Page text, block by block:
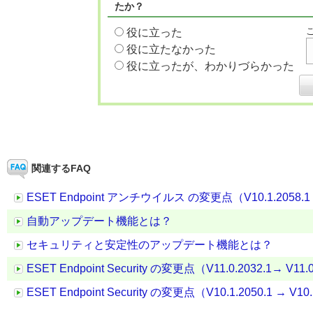
たか？
役に立った
役に立たなかった
役に立ったが、わかりづらかった
関連するFAQ
ESET Endpoint アンチウイルス の変更点（
自動アップデート機能とは？
セキュリティと安定性のアップデート機能とは？
ESET Endpoint Security の変更点（V11.0.2032.1→
ESET Endpoint Security の変更点（V10.1.2050.1 →